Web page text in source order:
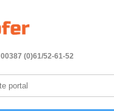
00387 (0)61/52-61-52